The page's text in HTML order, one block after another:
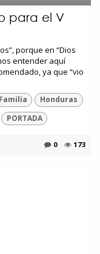
para el V
porque en “Dios
entender aquí
ya que “vio
Familia
Honduras
PORTADA
0 173